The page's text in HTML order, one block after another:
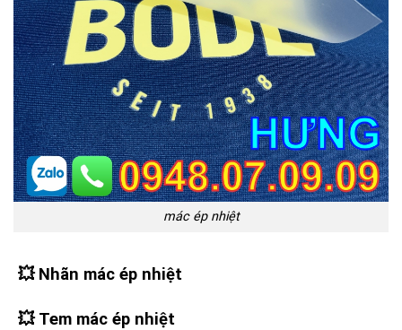
mác ép nhiệt
💥Nhãn mác ép nhiệt
💥Tem mác ép nhiệt